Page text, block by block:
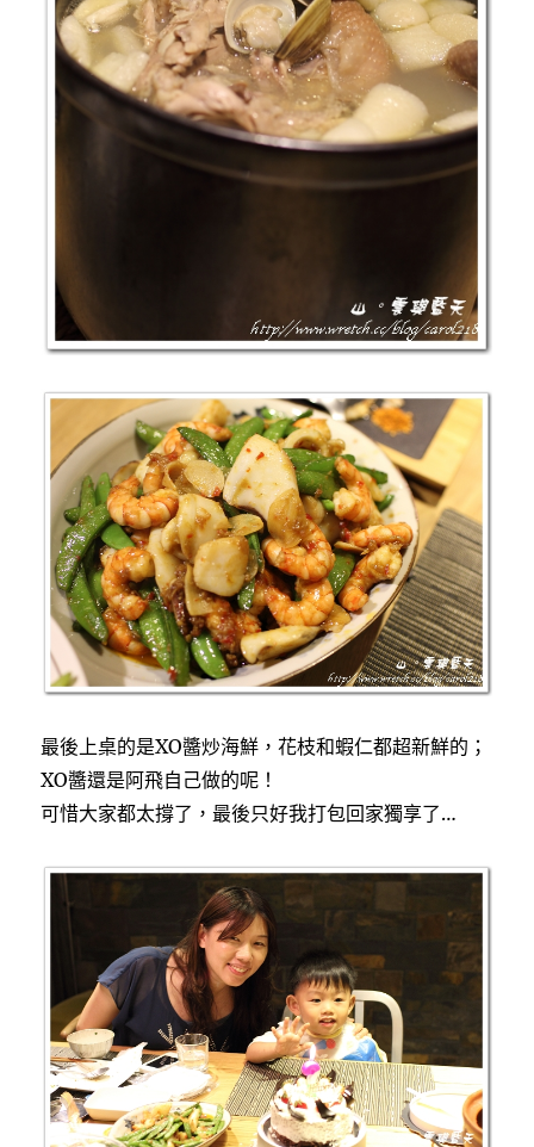
最後上桌的是XO醬炒海鮮，花枝和蝦仁都超新鮮的；
XO醬還是阿飛自己做的呢！
可惜大家都太撐了，最後只好我打包回家獨享了…